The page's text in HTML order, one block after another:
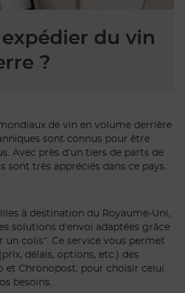
du vin
?
de vin en volume derrière
sont connus pour être
Avec près d’un tiers de parts de
sont très appréciés dans ce pays.
à destination du Royaume-Uni,
solutions d'envoi adaptées grâce
un colis”. Ce service vous permet
délais, options, etc.) des
et Chronopost, pour choisir celui
besoins.